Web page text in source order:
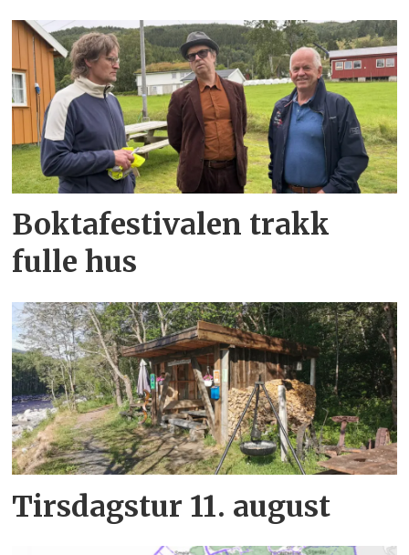
Boktafestivalen trakk
fulle hus
Tirsdagstur 11. august